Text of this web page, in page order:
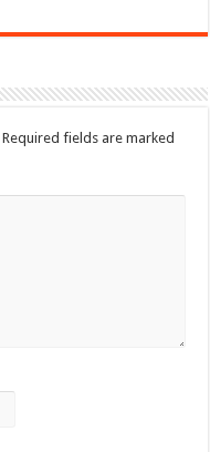
Required fields are marked